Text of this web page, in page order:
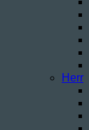
Herr